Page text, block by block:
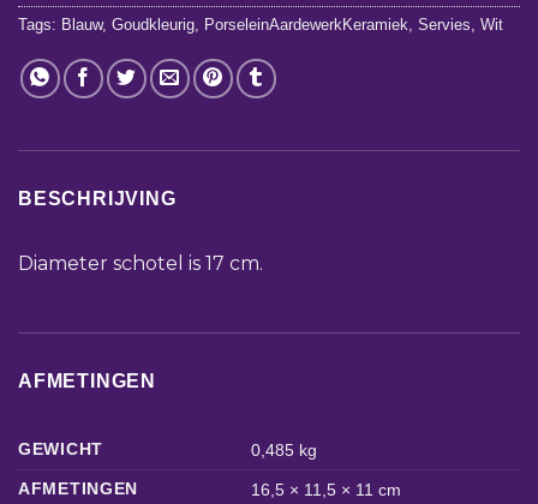
Tags: Blauw, Goudkleurig PorseleinAardewerkKeramiek Servies Wit
BESCHRIJVING
Diameter schotel is 17 cm.
AFMETINGEN
GEWICHT
0,485 kg
AFMETINGEN
16,5 × 11,5 × 11 cm